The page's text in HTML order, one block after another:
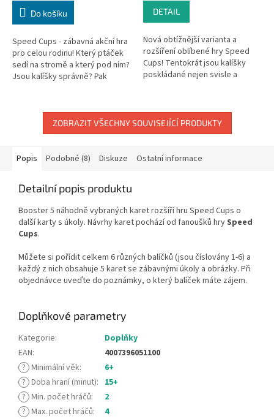
Do košíku
Speed Cups - zábavná akční hra
pro celou rodinu! Který ptáček
sedí na stromě a který pod ním?
Jsou kalíšky správně? Pak
DETAIL
Nová obtížnější varianta a
rozšíření oblíbené hry Speed
Cups! Tentokrát jsou kalíšky
poskládané nejen svisle a
před raketou...
ZOBRAZIT VŠECHNY SOUVISEJÍCÍ PRODUKTY
Popis Podobné (8) Diskuze Ostatní informace
Detailní popis produktu
Booster 5 náhodně vybraných karet rozšíří hru Speed Cups o
další karty s úkoly. Návrhy karet pochází od fanoušků hrySpeed
Cups.
Můžete si pořídit celkem 6 různých balíčků (jsou číslovány 1-6) a
každý z nich obsahuje 5 karet se zábavnými úkoly a obrázky. Při
objednávce uveďte do poznámky, o který balíček máte zájem.
Doplňkové parametry
Kategorie:
Doplňky
EAN:
4007396051100
? Minimální věk:
6+
? Doba hraní (minut): 15+
? Min. počet hráčů:
2
? Max. počet hráčů:
4